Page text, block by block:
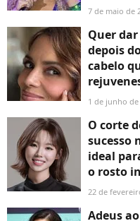
7 de maio de
Quer
depois
cabelo
1 de junho de
O corte
sucesso
ideal
o rosto
22 de
Adeus